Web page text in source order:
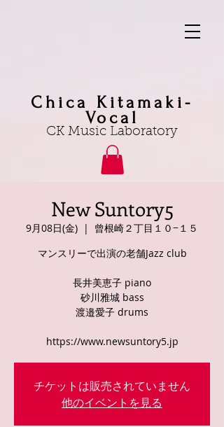
Chica Kitamaki-
Vocal
CK Music Laboratory
New Suntory5
9月08日(金)
  |
曾根崎２丁目１０−１５
マンスリーで出演の老舗Jazz club
長井美恵子 piano
砂川雅城 bass
渡邉愛子 drums
https://www.newsuntory5.jp
チケットは販売されていません
他のイベントを見る